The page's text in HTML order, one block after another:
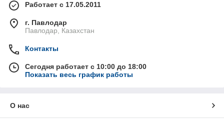
Работает с 17.05.2011
г. Павлодар
Павлодар, Казахстан
Контакты
Сегодня работает с 10:00 до 18:00
Показать весь график работы
О нас